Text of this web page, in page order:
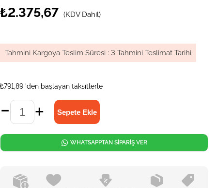
₺2.375,67 (KDV Dahil)
Tahmini Kargoya Teslim Süresi : 3 Tahmini Teslimat Tarihi
₺791,89 'den başlayan taksitlerle
WHATSAPPTAN SİPARİŞ VER